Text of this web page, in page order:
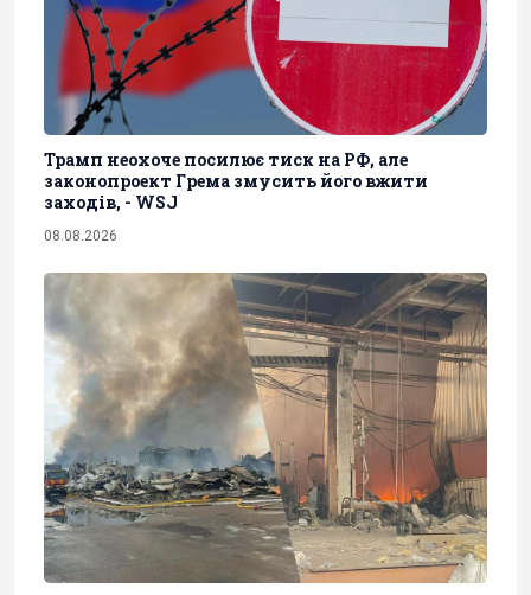
Трамп неохоче посилює тиск на РФ, але
законопроект Грема змусить його вжити
заходів, - WSJ
08.08.2026